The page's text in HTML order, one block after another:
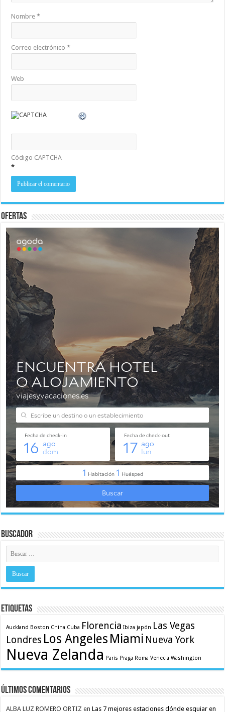
Nombre*
Correo electrónico*
Web
Código CAPTCHA
*
Ofertas
Buscador
Etiquetas
Auckland Boston China Cuba Florencia Ibiza japón Las Vegas
Londres Los Angeles Miami Nueva York
Nueva Zelanda París Praga Roma Venecia Washington
Últimos comentarios
ALBA LUZ ROMERO ORTIZ enLas 7 mejores estaciones dónde esquiar en